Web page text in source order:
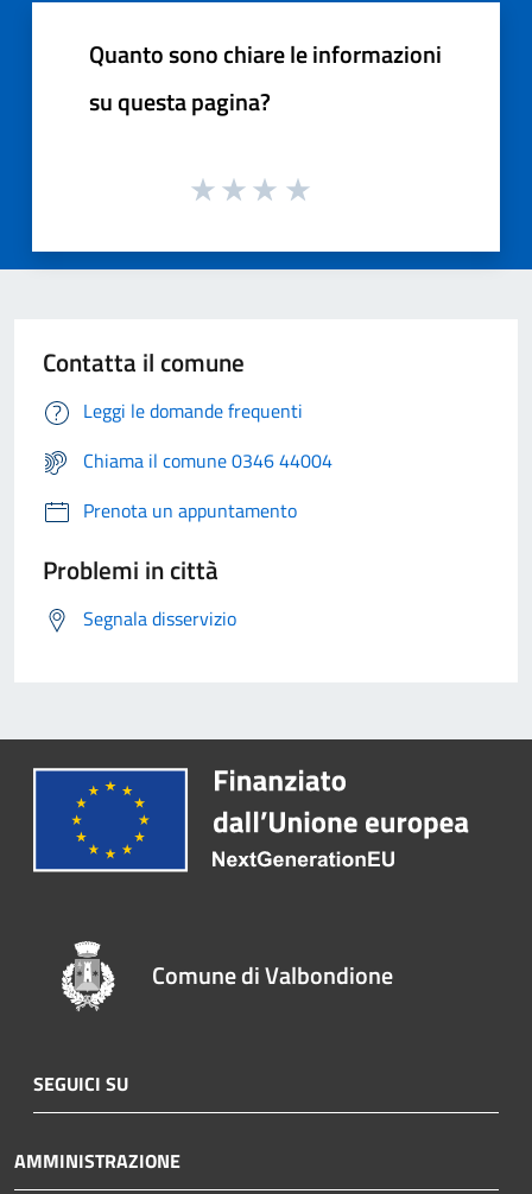
Quanto sono chiare le informazioni
su questa pagina?
Contatta il comune
Leggi le domande frequenti
Chiama il comune 0346 44004
Prenota un appuntamento
Problemi in città
Segnala disservizio
Comune di Valbondione
SEGUICI SU
AMMINISTRAZIONE